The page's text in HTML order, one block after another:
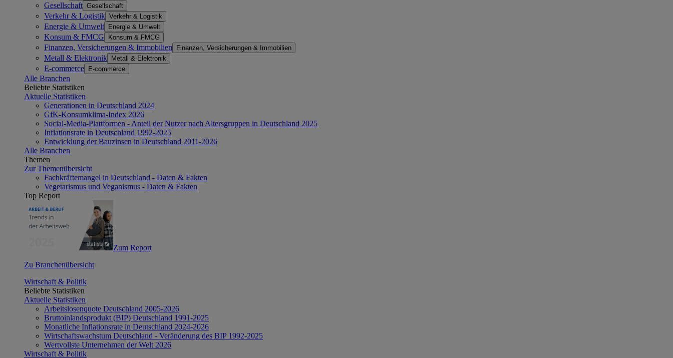
Gesellschaft Gesellschaft
Verkehr & Logistik Verkehr & Logistik
Energie & Umwelt Energie & Umwelt
Konsum & FMCG Konsum & FMCG
Finanzen, Versicherungen & Immobilien Finanzen, Versicherungen & Immobilien
Metall & Elektronik Metall & Elektronik
E-commerce E-commerce
Alle Branchen
Beliebte Statistiken
Aktuelle Statistiken
Generationen in Deutschland 2024
GfK-Konsumklima-Index 2026
Social-Media-Plattformen - Anteil der Nutzer nach Altersgruppen in Deutschland 2025
Inflationsrate in Deutschland 1992-2025
Entwicklung der Bauzinsen in Deutschland 2011-2026
Alle Branchen
Themen
Zur Themenübersicht
Fachkräftemangel in Deutschland - Daten & Fakten
Vegetarismus und Veganismus - Daten & Fakten
Top Report
Zum Report
Zu Branchenübersicht
Wirtschaft & Politik
Beliebte Statistiken
Aktuelle Statistiken
Arbeitslosenquote Deutschland 2005-2026
Bruttoinlandsprodukt (BIP) Deutschland 1991-2025
Monatliche Inflationsrate in Deutschland 2024-2026
Wirtschaftswachstum Deutschland - Veränderung des BIP 1992-2025
Wertvollste Unternehmen der Welt 2026
Wirtschaft & Politik